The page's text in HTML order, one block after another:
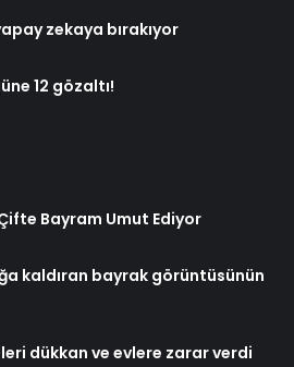
zekaya bırakıyor
12 gözaltı!
Bayram Umut Ediyor
kaldıran bayrak görüntüsünün
dükkan ve evlere zarar verdi